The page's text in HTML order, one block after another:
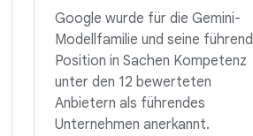
Google wurde für die Gemini-
Modellfamilie und seine führend
Position in Sachen Kompetenz
unter den 12 bewerteten
Anbietern als führendes
Unternehmen anerkannt.